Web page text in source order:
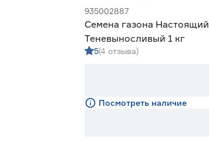
935002887
Семена газона Настоящий
Теневыносливый 1 кг
5(4 отзыва)
Посмотреть наличие